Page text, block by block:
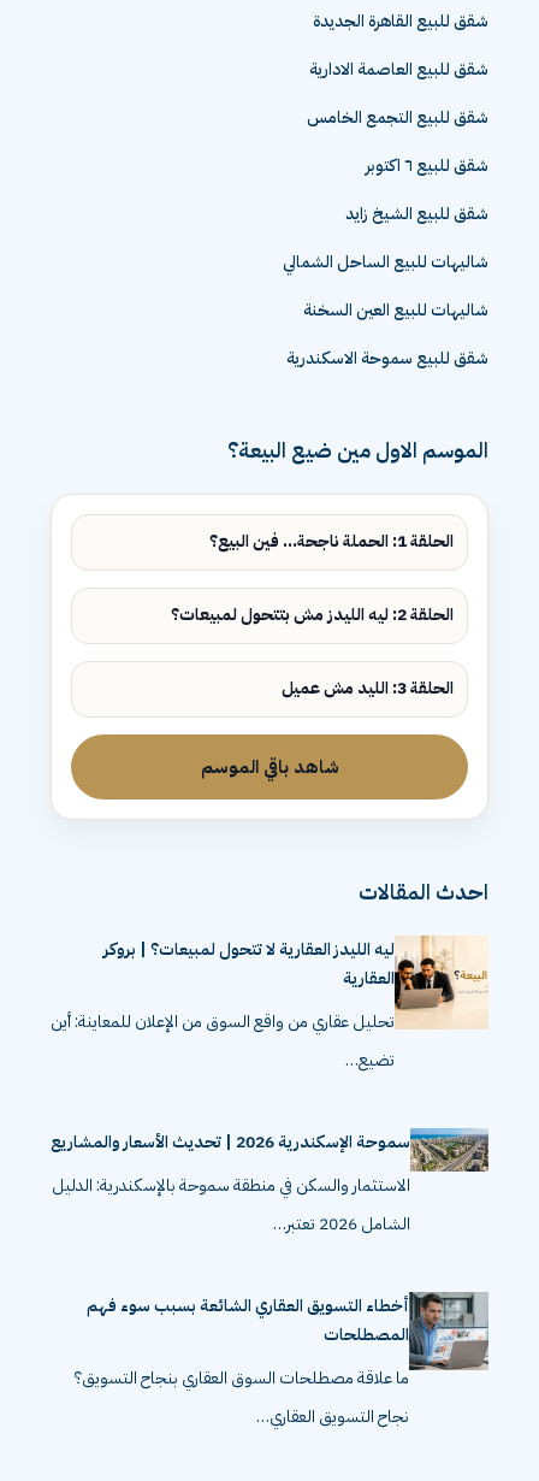
شقق للبيع القاهرة الجديدة
شقق للبيع العاصمة الادارية
شقق للبيع التجمع الخامس
شقق للبيع ٦ اكتوبر
شقق للبيع الشيخ زايد
شاليهات للبيع الساحل الشمالي
شاليهات للبيع العين السخنة
شقق للبيع سموحة الاسكندرية
الموسم الاول مين ضيع البيعة؟
الحلقة 1: الحملة ناجحة... فين البيع؟
الحلقة 2: ليه الليدز مش بتتحول لمبيعات؟
الحلقة 3: الليد مش عميل
شاهد باقي الموسم
احدث المقالات
ليه الليدز العقارية لا تتحول لمبيعات؟ | بروكر
العقارية
تحليل عقاري من واقع السوق من الإعلان للمعاينة: أين
تضيع…
سموحة الإسكندرية 2026 | تحديث الأسعار والمشاريع
الاستثمار والسكن في منطقة سموحة بالإسكندرية: الدليل
الشامل 2026 تعتبر…
أخطاء التسويق العقاري الشائعة بسبب سوء فهم
المصطلحات
ما علاقة مصطلحات السوق العقاري بنجاح التسويق؟
نجاح التسويق العقاري…